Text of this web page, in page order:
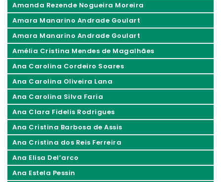
Amanda Rezende Nogueira Moreira
Amara Manarino Andrade Goulart
Amara Manarino Andrade Goulart
Amélia Cristina Mendes de Magalhães
Ana Carolina Cordeiro Soares
Ana Carolina Oliveira Lana
Ana Carolina Silva Faria
Ana Clara Fidelis Rodrigues
Ana Cristina Barbosa de Assis
Ana Cristina dos Reis Ferreira
Ana Elisa Del’arco
Ana Estela Pessin